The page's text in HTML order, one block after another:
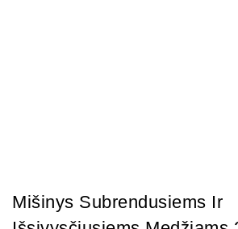
Mišinys Subrendusiems Ir